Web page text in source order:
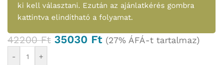
ki kell választani. Ezután az ajánlatkérés gombra
kattintva elindítható a folyamat.
42200Ft 35030 Ft (27% ÁFÁ-t tartalmaz)
- +